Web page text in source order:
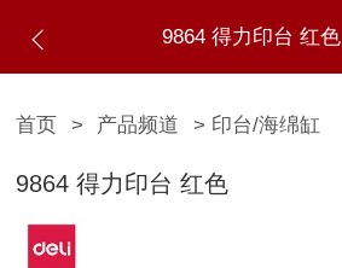
9864 得力印台 红色
首页 > 产品频道 > 印台/海绵缸
9864 得力印台 红色